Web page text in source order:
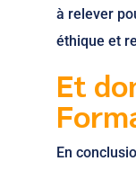
à relever
éthique et
Et
En